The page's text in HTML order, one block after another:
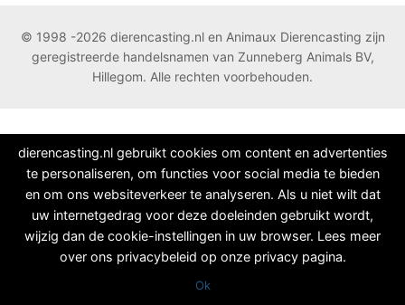
© 1998 -2026 dierencasting.nl en Animaux Dierencasting zijn
geregistreerde handelsnamen van Zunneberg Animals BV,
Hillegom. Alle rechten voorbehouden.
dierencasting.nl gebruikt cookies om content en advertenties
te personaliseren, om functies voor social media te bieden
en om ons websiteverkeer te analyseren. Als u niet wilt dat
uw internetgedrag voor deze doeleinden gebruikt wordt,
wijzig dan de cookie-instellingen in uw browser. Lees meer
over ons privacybeleid op onze privacy pagina.
Ok